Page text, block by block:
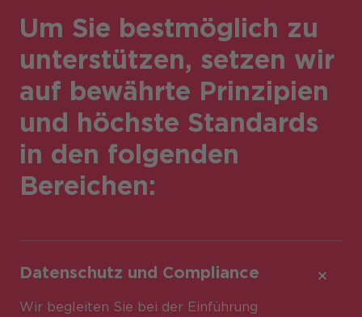
Um Sie bestmöglich zu
unterstützen, setzen wir
auf bewährte Prinzipien
und höchste Standards
in den folgenden
Bereichen:
Datenschutz und Compliance
Wir begleiten Sie bei der Einführung